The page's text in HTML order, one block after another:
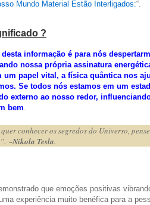
Mundo Material Estão Interligados:“.
?
informação é para nós
nossa própria assinatura
um papel vital, a física quântica nos
Se todos nós estamos em um
externo ao nosso redor,
bem.
quer conhecer os segredos do Universo,
~Nikola Tesla.
que emoções positivas
experiência muito benéfica para a